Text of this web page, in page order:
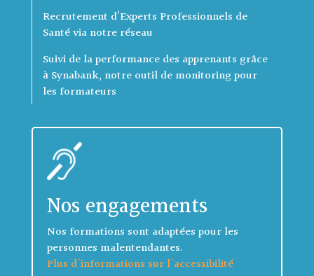
Recrutement d’Experts Professionnels de
Santé via notre réseau
Suivi de la performance des apprenants grâce
à Synabank, notre outil de monitoring pour
les formateurs
Nos engagements
Nos formations sont adaptées pour les
personnes malentendantes.
Plus d'informations sur l'accessibilité